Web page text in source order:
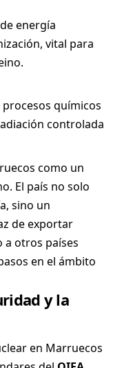
energía
vital para
químicos
controlada
como un
El país no solo
sino un
de exportar
a otros países
en el ámbito
y la
en Marruecos